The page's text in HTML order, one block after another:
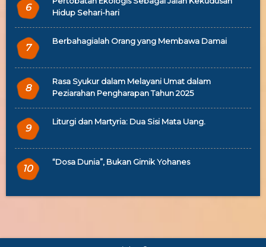
6
Hidup Sehari-hari
7
Berbahagialah Orang yang Membawa Damai
8
Rasa Syukur dalam Melayani Umat dalam
Peziarahan Pengharapan Tahun 2025
9
Liturgi dan Martyria: Dua Sisi Mata Uang.
10
“Dosa Dunia”, Bukan Gimik Yohanes